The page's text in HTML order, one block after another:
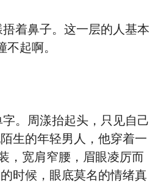
着鼻子。这一层的人基本
起啊。
。周漾抬起头，只见自己
生的年轻男人，他穿着一
，宽肩窄腰，眉眼凌厉而
时候，眼底莫名的情绪真